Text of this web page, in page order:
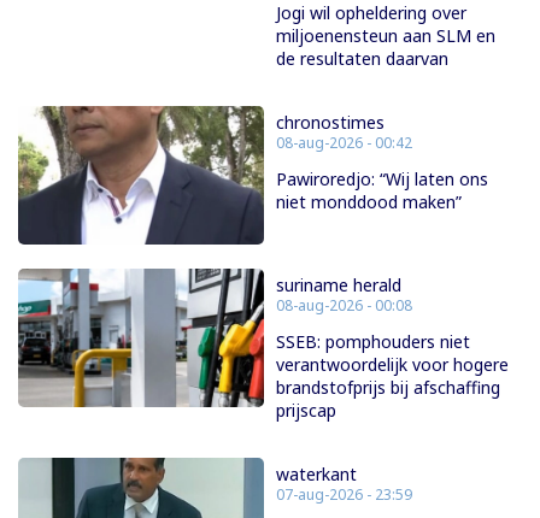
Jogi wil opheldering over
miljoenensteun aan SLM en
de resultaten daarvan
chronostimes
08-aug-2026 - 00:42
Pawiroredjo: “Wij laten ons
niet monddood maken”
suriname herald
08-aug-2026 - 00:08
SSEB: pomphouders niet
verantwoordelijk voor hogere
brandstofprijs bij afschaffing
prijscap
waterkant
07-aug-2026 - 23:59